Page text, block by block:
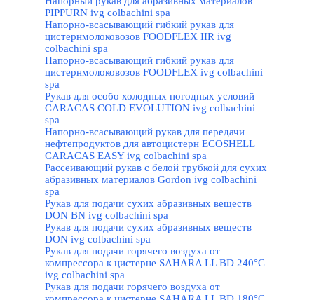
PIPPURN ivg colbachini spa
Напорно-всасывающий гибкий рукав для
цистернмолоковозов FOODFLEX IIR ivg
colbachini spa
Напорно-всасывающий гибкий рукав для
цистернмолоковозов FOODFLEX ivg colbachini
spa
Рукав для особо холодных погодных условий
CARACAS COLD EVOLUTION ivg colbachini
spa
Напорно-всасывающий рукав для передачи
нефтепродуктов для автоцистерн ECOSHELL
CARACAS EASY ivg colbachini spa
Рассеивающий рукав с белой трубкой для сухих
абразивных материалов Gordon ivg colbachini
spa
Рукав для подачи сухих абразивных веществ
DON BN ivg colbachini spa
Рукав для подачи сухих абразивных веществ
DON ivg colbachini spa
Рукав для подачи горячего воздуха от
компрессора к цистерне SAHARA LL BD 240°C
ivg colbachini spa
Рукав для подачи горячего воздуха от